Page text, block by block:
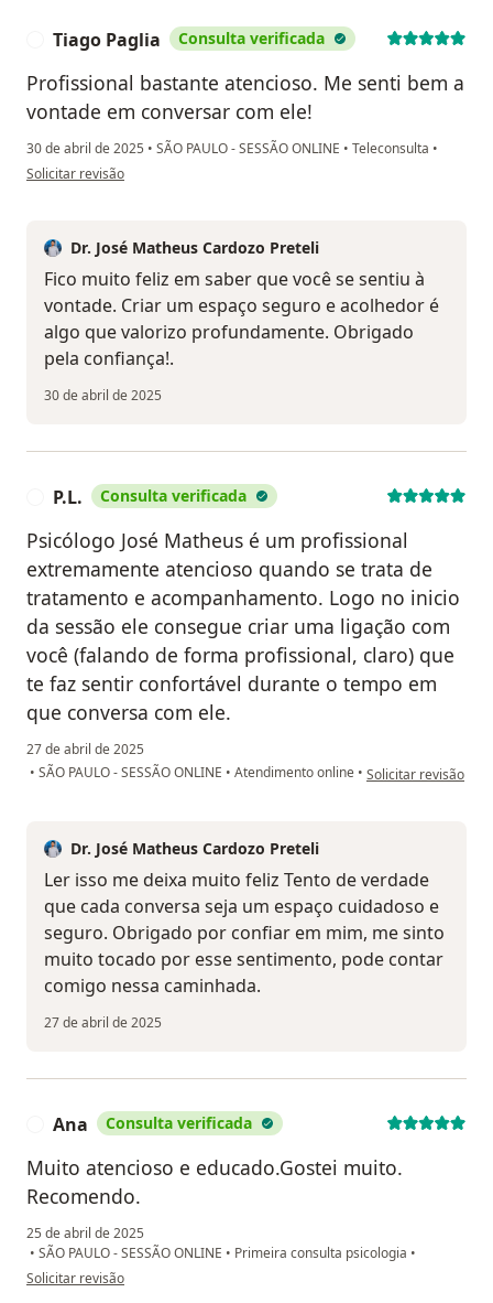
Tiago Paglia Consulta verificada
Profissional bastante atencioso. Me senti bem a
vontade em conversar com ele!
30 de abril de 2025 • SÃO PAULO - SESSÃO ONLINE • Teleconsulta •
na opinião do utilizador Tiago Paglia
Solicitar revisão
Dr. José Matheus Cardozo Preteli
Fico muito feliz em saber que você se sentiu à
vontade. Criar um espaço seguro e acolhedor é
algo que valorizo profundamente. Obrigado
pela confiança!.
30 de abril de 2025
P.L. Consulta verificada
Psicólogo José Matheus é um profissional
extremamente atencioso quando se trata de
tratamento e acompanhamento. Logo no inicio
da sessão ele consegue criar uma ligação com
você (falando de forma profissional, claro) que
te faz sentir confortável durante o tempo em
que conversa com ele.
27 de abril de 2025
• SÃO PAULO - SESSÃO ONLINE • Atendimento online • na opinião do
Solicitar revisão
Dr. José Matheus Cardozo Preteli
Ler isso me deixa muito feliz Tento de verdade
que cada conversa seja um espaço cuidadoso e
seguro. Obrigado por confiar em mim, me sinto
muito tocado por esse sentimento, pode contar
comigo nessa caminhada.
27 de abril de 2025
Ana Consulta verificada
Muito atencioso e educado.Gostei muito.
Recomendo.
25 de abril de 2025
• SÃO PAULO - SESSÃO ONLINE • Primeira consulta psicologia •
na opinião do utilizador Ana
Solicitar revisão